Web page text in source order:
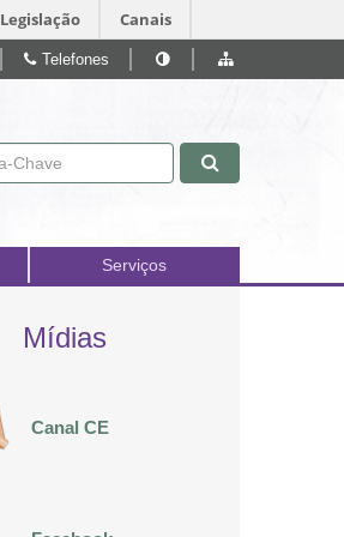
Legislação Canais
Pular para o conteúdo
Telefones
Serviços
Mídias
Canal CE